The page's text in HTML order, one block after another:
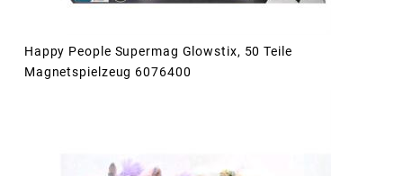
Happy People Supermag Glowstix, 50 Teile
Magnetspielzeug 6076400